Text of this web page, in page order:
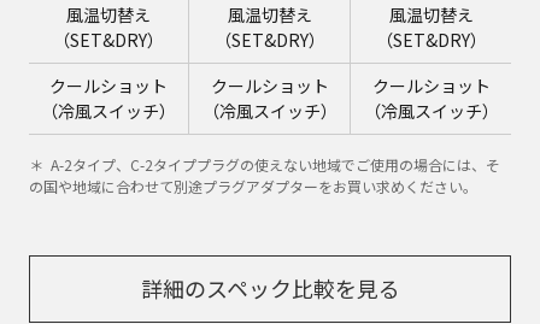
風温切替え
（SET&DRY）
風温切替え
（SET&DRY）
風温切替え
（SET&DRY）
クールショット
（冷風スイッチ）
クールショット
（冷風スイッチ）
クールショット
（冷風スイッチ）
＊ A-2タイプ、C-2タイププラグの使えない地域でご使用の場合には、そ
の国や地域に合わせて別途プラグアダプターをお買い求めください。
詳細のスペック比較を見る